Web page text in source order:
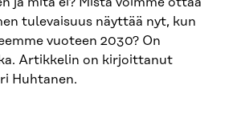
tulevaisuus näyttää nyt, kun
vuoteen 2030? On
Artikkelin on kirjoittanut
Huhtanen.